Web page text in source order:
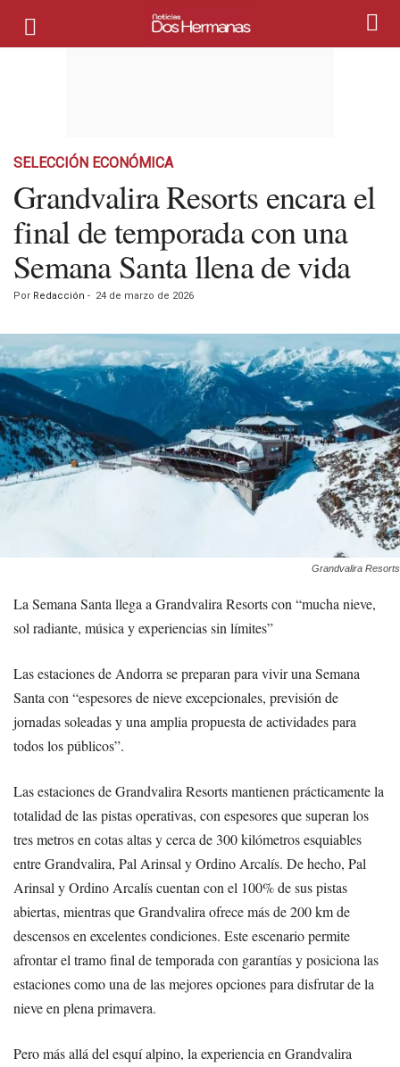
SELECCIÓN ECONÓMICA
Grandvalira Resorts encara el
final de temporada con una
Semana Santa llena de vida
Por Redacción - 24 de marzo de 2026
Grandvalira Resorts
La Semana Santa llega a Grandvalira Resorts con “mucha nieve,
sol radiante, música y experiencias sin límites”
Las estaciones de Andorra se preparan para vivir una Semana
Santa con “espesores de nieve excepcionales, previsión de
jornadas soleadas y una amplia propuesta de actividades para
todos los públicos”.
Las estaciones de Grandvalira Resorts mantienen prácticamente la
totalidad de las pistas operativas, con espesores que superan los
tres metros en cotas altas y cerca de 300 kilómetros esquiables
entre Grandvalira, Pal Arinsal y Ordino Arcalís. De hecho, Pal
Arinsal y Ordino Arcalís cuentan con el 100% de sus pistas
abiertas, mientras que Grandvalira ofrece más de 200 km de
descensos en excelentes condiciones. Este escenario permite
afrontar el tramo final de temporada con garantías y posiciona las
estaciones como una de las mejores opciones para disfrutar de la
nieve en plena primavera.
Pero más allá del esquí alpino, la experiencia en Grandvalira